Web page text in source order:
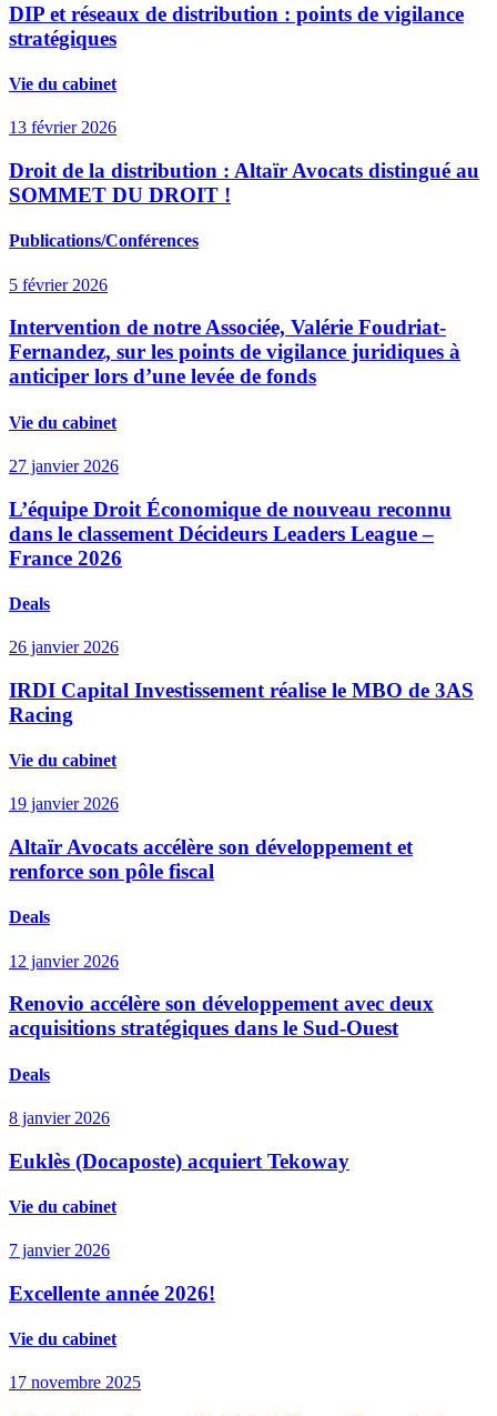
DIP et réseaux de distribution : points de vigilance
stratégiques
Vie du cabinet
13 février 2026
Droit de la distribution : Altaïr Avocats distingué au
SOMMET DU DROIT !
Publications/Conférences
5 février 2026
Intervention de notre Associée, Valérie Foudriat-
Fernandez, sur les points de vigilance juridiques à
anticiper lors d’une levée de fonds
Vie du cabinet
27 janvier 2026
L’équipe Droit Économique de nouveau reconnu
dans le classement Décideurs Leaders League –
France 2026
Deals
26 janvier 2026
IRDI Capital Investissement réalise le MBO de 3AS
Racing
Vie du cabinet
19 janvier 2026
Altaïr Avocats accélère son développement et
renforce son pôle fiscal
Deals
12 janvier 2026
Renovio accélère son développement avec deux
acquisitions stratégiques dans le Sud-Ouest
Deals
8 janvier 2026
Euklès (Docaposte) acquiert Tekoway
Vie du cabinet
7 janvier 2026
Excellente année 2026!
Vie du cabinet
17 novembre 2025